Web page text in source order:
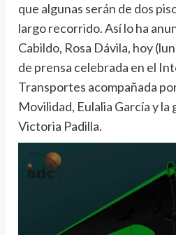
que algunas serán de dos
largo recorrido. Así lo ha
Cabildo, Rosa Dávila, hoy
de prensa celebrada en el
Transportes acompañada
Movilidad, Eulalia García y
Victoria Padilla.